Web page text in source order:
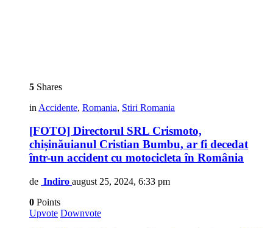
5 Shares
in Accidente, Romania, Stiri Romania
[FOTO] Directorul SRL Crismoto,
chișinăuianul Cristian Bumbu, ar fi decedat
într-un accident cu motocicleta în România
de Indiro august 25, 2024, 6:33 pm
0 Points
Upvote Downvote